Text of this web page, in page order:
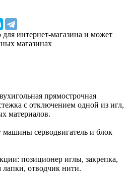
для интернет-магазина и может
магазинах
прямострочная
с отключением одной из игл,
материалов.
серводвигатель и блок
позиционер иглы, закрепка,
лапки, отводчик нити.